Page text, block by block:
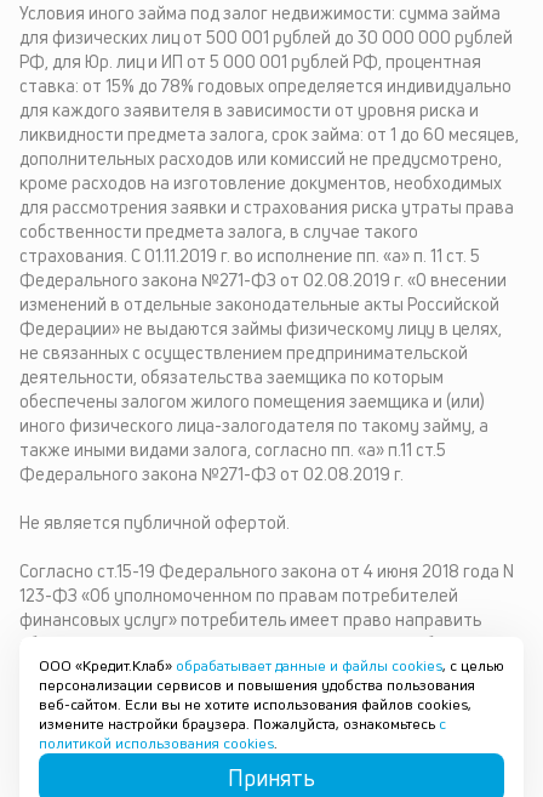
ООО «Кредит.Клаб» обрабатывает данные и файлы cookies, с целью
персонализации сервисов и повышения удобства пользования
веб-сайтом. Если вы не хотите использования файлов cookies,
измените настройки браузера. Пожалуйста, ознакомьтесь с
политикой использования cookies.
Принять
Условия иного займа под залог недвижимости: сумма займа
для физических лиц от 500 001 рублей до 30 000 000 рублей
РФ, для Юр. лиц и ИП от 5 000 001 рублей РФ, процентная
ставка: от 15% до 78% годовых определяется индивидуально
для каждого заявителя в зависимости от уровня риска и
ликвидности предмета залога, срок займа: от 1 до 60 месяцев,
дополнительных расходов или комиссий не предусмотрено,
кроме расходов на изготовление документов, необходимых
для рассмотрения заявки и страхования риска утраты права
собственности предмета залога, в случае такого
страхования. С 01.11.2019 г. во исполнение пп. «а» п. 11 ст. 5
Федерального закона №271-ФЗ от 02.08.2019 г. «О внесении
изменений в отдельные законодательные акты Российской
Федерации» не выдаются займы физическому лицу в целях,
не связанных с осуществлением предпринимательской
деятельности, обязательства заемщика по которым
обеспечены залогом жилого помещения заемщика и (или)
иного физического лица-залогодателя по такому займу, а
также иными видами залога, согласно пп. «а» п.11 ст.5
Федерального закона №271-ФЗ от 02.08.2019 г.
Не является публичной офертой.
Согласно ст.15-19 Федерального закона от 4 июня 2018 года N
123-ФЗ «Об уполномоченном по правам потребителей
финансовых услуг» потребитель имеет право направить
обращение финансовому уполномоченному. Служба
обеспечения деятельности финансового уполномоченного:
119017, г. Москва, Старомонетный переулок, дом 3, почтовый
адрес службы обеспечения деятельности финансового
уполномоченного: 119017, г. Москва, Старомонетный переулок,
дом 3, получатель АНО «СОДФУ», тел. 8 (800) 200-00-10,
www.finombudsman.ru